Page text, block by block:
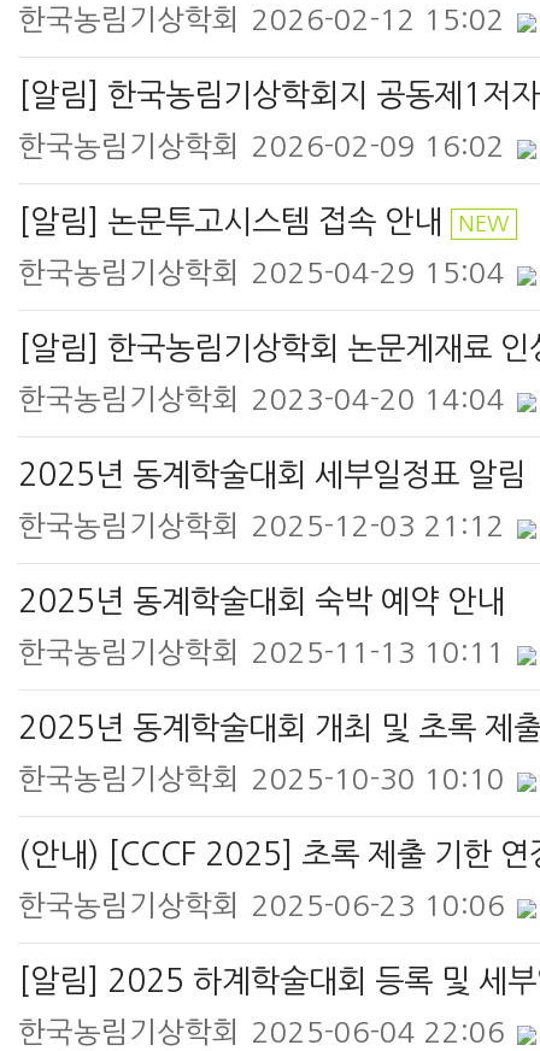
한국농림기상학회 2026-02-12 15:02
[알림] 한국농림기상학회지 공동제1저
한국농림기상학회 2026-02-09 16:02
[알림] 논문투고시스템 접속 안내 NEW
한국농림기상학회 2025-04-29 15:04
[알림] 한국농림기상학회 논문게재료 인
한국농림기상학회 2023-04-20 14:04
2025년 동계학술대회 세부일정표 알림
한국농림기상학회 2025-12-03 21:12
2025년 동계학술대회 숙박 예약 안내
한국농림기상학회 2025-11-13 10:11
한국농림기상학회 2025-10-30 10:10
한국농림기상학회 2025-06-23 10:06
[알림] 2025 하계학술대회 등록 및 세
한국농림기상학회 2025-06-04 22:06